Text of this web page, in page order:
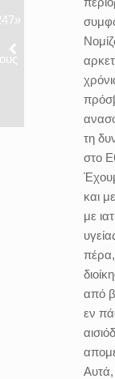
τη
στο
και
με
πέρα,
από
εν
Αυτά,